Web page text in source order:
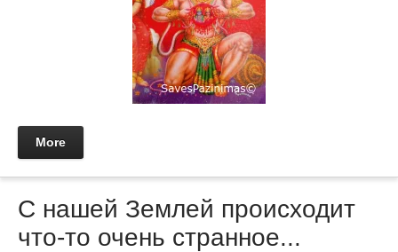
More
С нашей Землей происходит
что-то очень странное...